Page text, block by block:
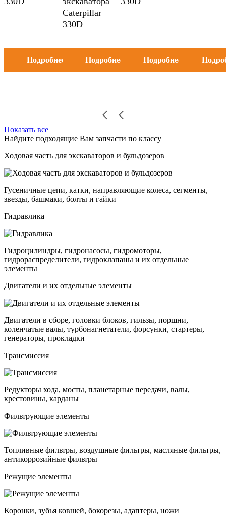
Подробнее
Caterpillar
330D
Подробнее Подробнее
Показать все
Найдите подходящие Вам запчасти по классу
Ходовая часть для экскаваторов и бульдозеров
Гусеничные цепи, катки, направляющие колеса, сегменты,
звезды, башмаки, болты и гайки
Гидравлика
Гидроцилиндры, гидронасосы, гидромоторы,
гидрораспределители, гидроклапаны и их отдельные
элементы
Двигатели и их отдельные элементы
Двигатели в сборе, головки блоков, гильзы, поршни,
коленчатые валы, турбонагнетатели, форсунки, стартеры,
генераторы, прокладки
Трансмиссия
Редукторы хода, мосты, планетарные передачи, валы,
крестовины, карданы
Фильтрующие элементы
Топливные фильтры, воздушные фильтры, масляные фильтры,
антикоррозийные фильтры
Режущие элементы
Коронки, зубья ковшей, бокорезы, адаптеры, ножи